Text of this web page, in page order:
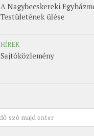
A Nagybecskereki
Testületének ülése
HÍREK
Sajtóközlemény